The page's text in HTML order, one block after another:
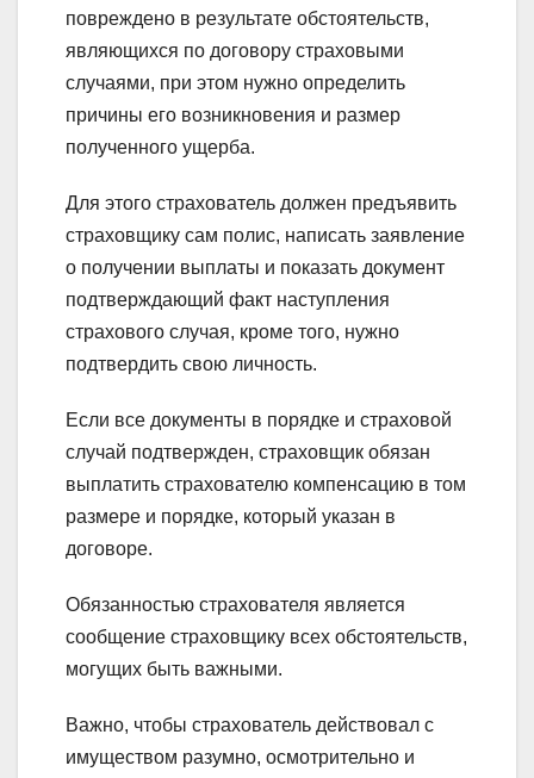
повреждено в результате обстоятельств,
являющихся по договору страховыми
случаями, при этом нужно определить
причины его возникновения и размер
полученного ущерба.
Для этого страхователь должен предъявить
страховщику сам полис, написать заявление
о получении выплаты и показать документ
подтверждающий факт наступления
страхового случая, кроме того, нужно
подтвердить свою личность.
Если все документы в порядке и страховой
случай подтвержден, страховщик обязан
выплатить страхователю компенсацию в том
размере и порядке, который указан в
договоре.
Обязанностью страхователя является
сообщение страховщику всех обстоятельств,
могущих быть важными.
Важно, чтобы страхователь действовал с
имуществом разумно, осмотрительно и